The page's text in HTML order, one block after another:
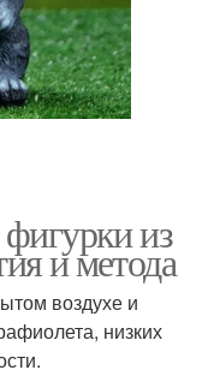
из
и метода
воздухе и
низких